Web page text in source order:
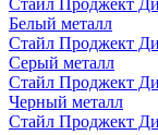
Стайл Проджект
Белый металл
Стайл Проджект
Серый металл
Стайл Проджект
Черный металл
Стайл Проджект